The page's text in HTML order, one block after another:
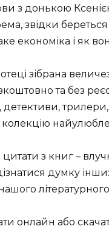
з донькою
звідки береться
економіка і як
зібрана
та без
трилери,
цитати з книг –
думку
онлайн або